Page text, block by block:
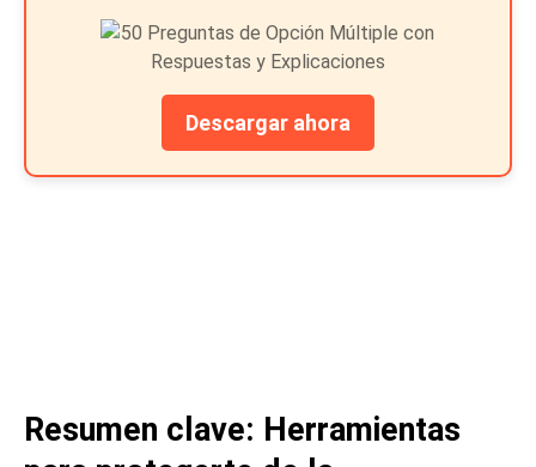
Descargar ahora
Resumen clave: Herramientas